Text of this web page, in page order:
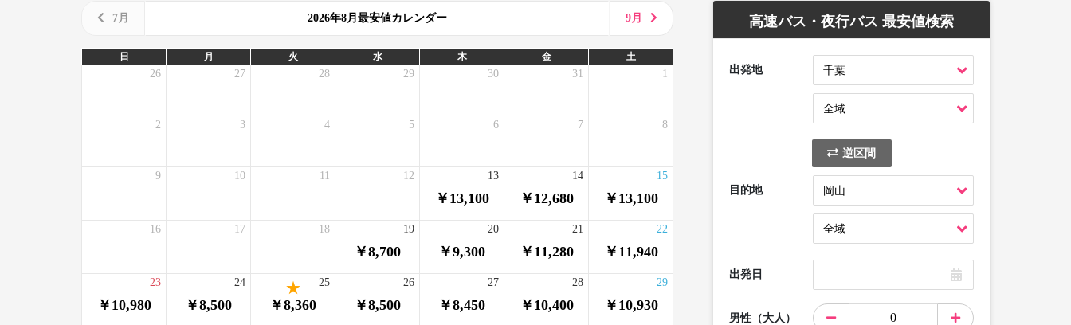
7月 2026年8月最安値カレンダー 9月
日 月 火 水 木 金 土
26 27 28 29 30 31 1
2 3 4 5 6 7 8
9 10 11 12
￥13,100
13
￥12,680
14
￥13,100
15
16 17 18
￥8,700
19
￥9,300
20
￥11,280
21
￥11,940
22
￥10,980
23
￥8,500
24
￥8,360
25
￥8,500
26
￥8,450
27
￥10,400
28
￥10,930
29
高速バス・夜行バス 最安値検索
出発地
逆区間
目的地
出発日
男性（大人）